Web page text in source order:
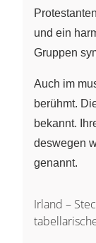
und ein
Gruppen
Auch im
berühmt.
bekannt.
deswegen
genannt.
Irland –